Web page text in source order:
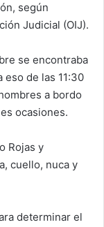
según
Judicial (OIJ).
se encontraba
eso de las 11:30
a bordo
ocasiones.
Rojas y
cuello, nuca y
determinar el